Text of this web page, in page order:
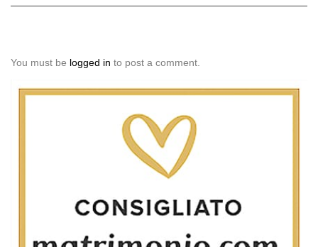
You must be logged in to post a comment.